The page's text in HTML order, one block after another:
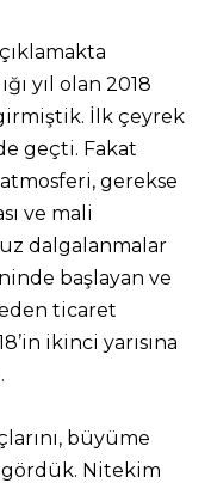
yıl olan 2018
İlk çeyrek
geçti. Fakat
gerekse
ve mali
dalgalanmalar
başlayan ve
ticaret
ikinci yarısına
büyüme
gördük. Nitekim